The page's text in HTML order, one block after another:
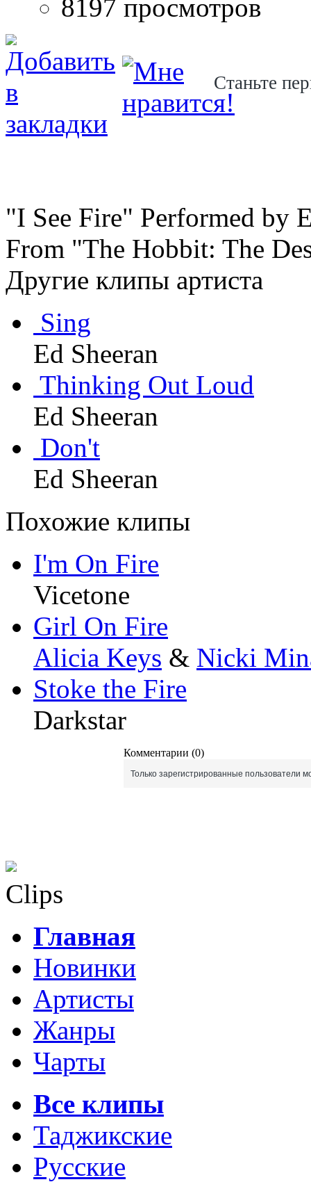
8197 просмотров
Станьте
"I See Fire" Performed by
From "The Hobbit: The
Другие клипы артиста
Sing
Ed Sheeran
Thinking Out Loud
Ed Sheeran
Don't
Ed Sheeran
Похожие клипы
I'm On Fire
Vicetone
Girl On Fire
Alicia Keys & Nicki
Stoke the Fire
Darkstar
Комментарии (0)
Только зарегистрированные пользователи
Clips
Главная
Новинки
Артисты
Жанры
Чарты
Все клипы
Таджикские
Русские